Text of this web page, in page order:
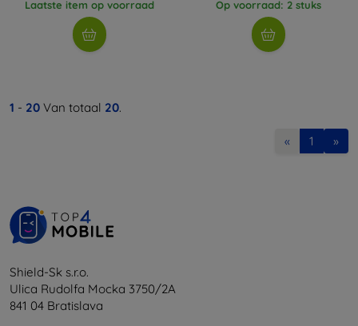
Laatste item op voorraad Op voorraad: 2 stuks
1 - 20 Van totaal 20.
« 1 »
Shield-Sk s.r.o.
Ulica Rudolfa Mocka 3750/2A
841 04 Bratislava